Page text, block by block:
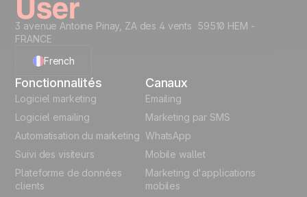
3 avenue Antoine Pinay, ZA des 4 vents 59510 HEM -
FRANCE
French
English
German
Italian
Fonctionnalités
Logiciel marketing
Logiciel emailing
Automatisation du marketing
Suivi des visiteurs
Plateforme de données
clients
Canaux
Emailing
Marketing par SMS
WhatsApp
Mobile wallet
Marketing d'applications
mobiles